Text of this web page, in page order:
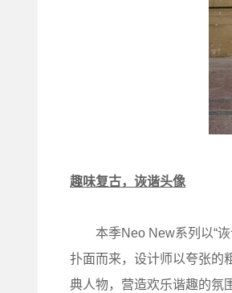
趣味复古，诙谐头像
本季Neo New系列以“诙
扑面而来，设计师以夸张的
典人物，营造欢乐谐趣的氛